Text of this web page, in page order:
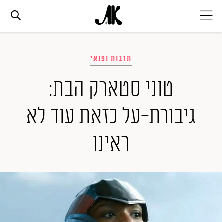
אופנה
ביוטי
סלבס
ערוצים נוספים
המגזין
תרבות ופנאי
טוני סטארק הבת:
גיבורת-על כזאת עוד לא
ראינו